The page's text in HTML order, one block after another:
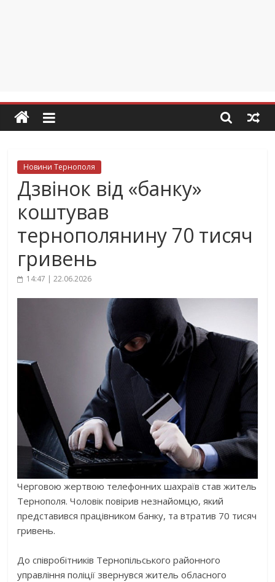
Новини Тернополя
Дзвінок від «банку»
коштував
тернополянину 70 тисяч
гривень
14:47 | 22.06.2026
Черговою жертвою телефонних шахраїв став житель
Тернополя. Чоловік повірив незнайомцю, який
представився працівником банку, та втратив 70 тисяч
гривень.
До співробітників Тернопільського районного
управління поліції звернувся житель обласного